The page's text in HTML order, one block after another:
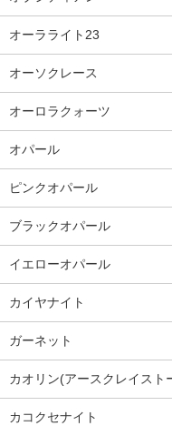
オーラライト23
オーソクレース
オーロラクォーツ
オパール
ピンクオパール
ブラックオパール
イエローオパール
カイヤナイト
ガーネット
カオリン(アースクレイスト
カコクセナイト